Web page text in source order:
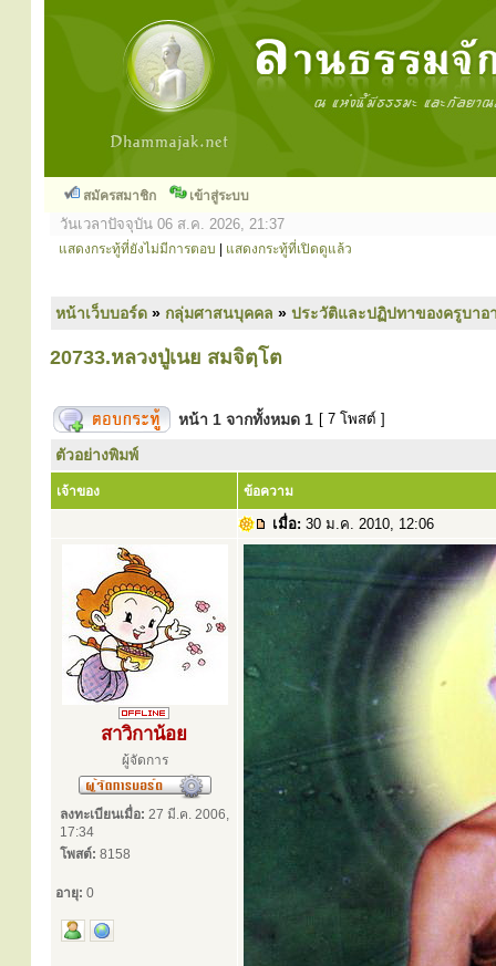
สมัครสมาชิก เข้าสู่ระบบ
วันเวลาปัจจุบัน 06 ส.ค. 2026, 21:37
แสดงกระทู้ที่ยังไม่มีการตอบ แสดงกระทู้ที่เปิดดูแล้ว
หน้าเว็บบอร์ด » กลุ่มศาสนบุคคล » ประวัติและปฏิปทาของครูบาอ
20733.หลวงปู่เนย สมจิตฺโต
หน้า 1 จากทั้งหมด 1 [ 7 โพสต์ ]
ตัวอย่างพิมพ์
เจ้าของ ข้อความ
เมื่อ: 30 ม.ค. 2010, 12:06
สาวิกาน้อย
ผู้จัดการ
ลงทะเบียนเมื่อ: 27 มี.ค. 2006,
17:34
โพสต์: 8158
อายุ: 0